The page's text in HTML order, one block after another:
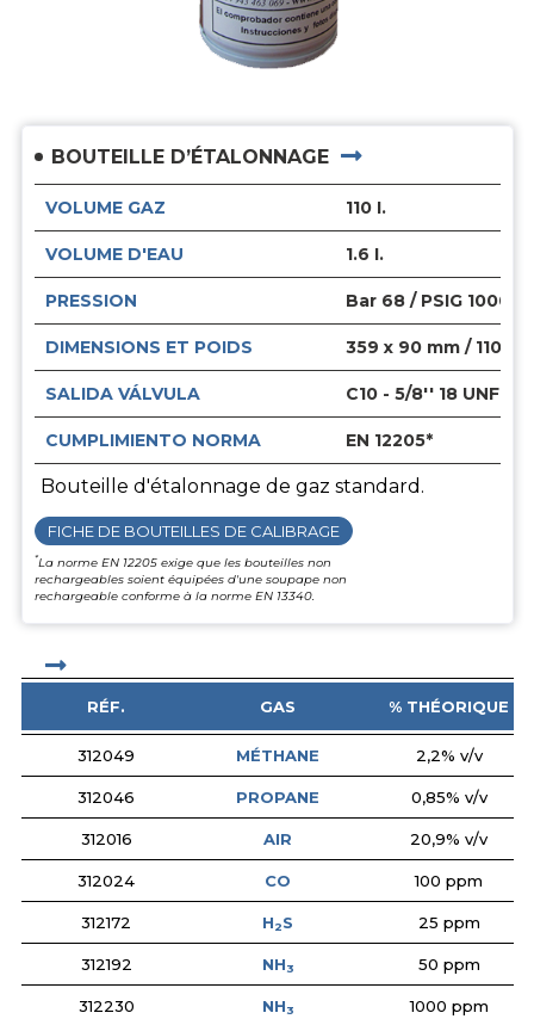
BOUTEILLE D’ÉTALONNAGE
VOLUME GAZ
VOLUME D'EAU
PRESSION
DIMENSIONS ET POIDS
SALIDA VÁLVULA
CUMPLIMIENTO NORMA
110 I.
1.6 I.
Bar 68 / PSIG 1000
359 x 90 mm / 1100
C10 - 5/8'' 18 UNF
EN 12205*
Bouteille d'étalonnage de gaz standard.
FICHE DE BOUTEILLES DE CALIBRAGE
*La norme EN 12205 exige que les bouteilles non
rechargeables soient équipées d'une soupape non
rechargeable conforme à la norme EN 13340.
RÉF. GAS % THÉORIQUE
312049 MÉTHANE 2,2% v/v
312046 PROPANE 0,85% v/v
312016 AIR 20,9% v/v
312024 CO 100 ppm
312172 H2S 25 ppm
312192 NH3 50 ppm
312230 NH3 1000 ppm